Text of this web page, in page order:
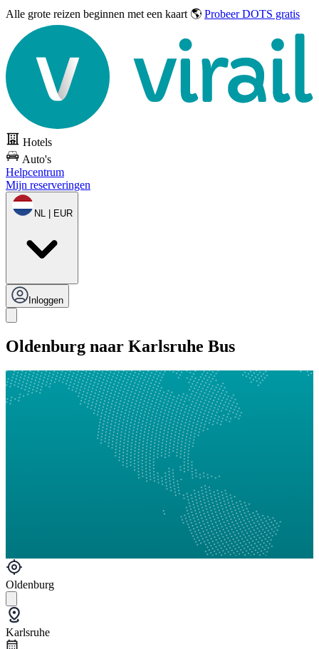
Alle grote reizen beginnen met een kaart 🌎 Probeer DOTS gratis
Hotels
Auto's
Helpcentrum
Mijn reserveringen
NL | EUR
Inloggen
Oldenburg naar Karlsruhe Bus
Oldenburg
Karlsruhe